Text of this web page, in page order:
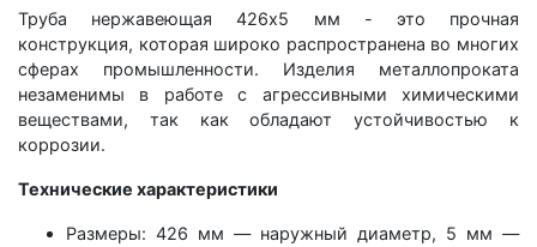
Труба нержавеющая 426х5 мм - это прочная
конструкция, которая широко распространена во многих
сферах промышленности. Изделия металлопроката
незаменимы в работе с агрессивными химическими
веществами, так как обладают устойчивостью к
коррозии.
Технические характеристики
Размеры: 426 мм — наружный диаметр, 5 мм —